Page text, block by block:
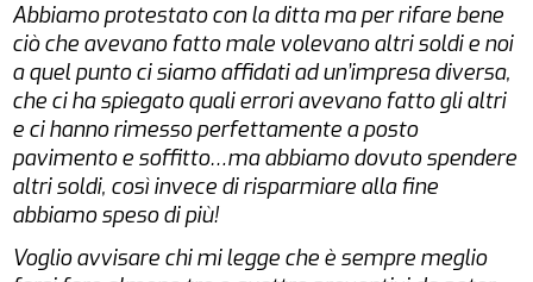
Abbiamo protestato con la ditta ma per rifare bene
ciò che avevano fatto male volevano altri soldi e noi
a quel punto ci siamo affidati ad un’impresa diversa,
che ci ha spiegato quali errori avevano fatto gli altri
e ci hanno rimesso perfettamente a posto
pavimento e soffitto…ma abbiamo dovuto spendere
altri soldi, così invece di risparmiare alla fine
abbiamo speso di più!
Voglio avvisare chi mi legge che è sempre meglio